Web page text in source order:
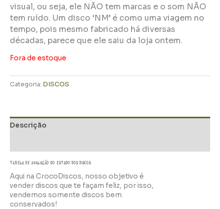
visual, ou seja, ele NÃO tem marcas e o som NÃO
tem ruído. Um disco ‘NM’ é como uma viagem no
tempo, pois mesmo fabricado há diversas
décadas, parece que ele saiu da loja ontem.
Fora de estoque
Categoria: DISCOS
Descrição
TABELA DE AVALIAÇÃo do estado dos discos
Aqui na CrocoDiscos, nosso objetivo é
vender discos que te façam feliz, por isso,
vendemos somente discos bem
conservados!